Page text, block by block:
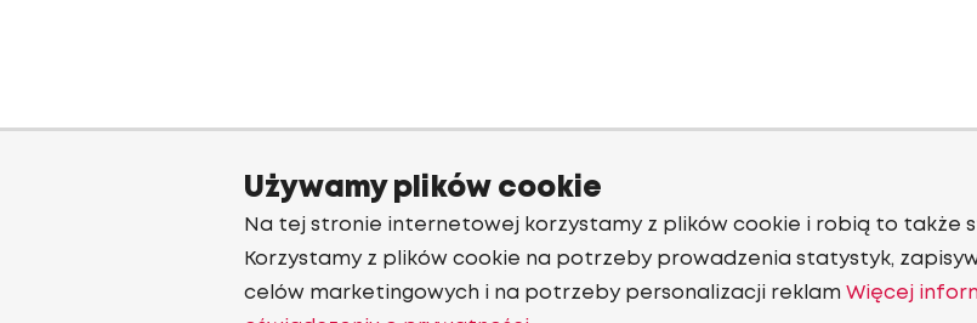
Używamy plików cookie
Na tej stronie internetowej korzystamy z plików cookie i robią to także
Korzystamy z plików cookie na potrzeby prowadzenia statystyk,
celów marketingowych i na potrzeby personalizacji reklam Więcej